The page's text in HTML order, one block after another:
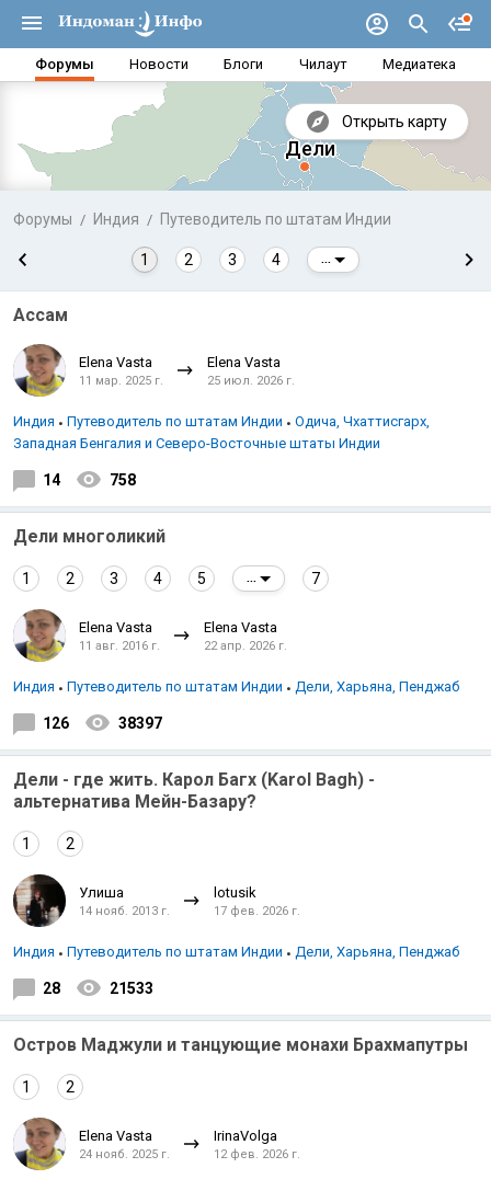
Форумы Новости Блоги Чилаут Медиатека
Открыть карту
Аравийское море
Форумы Индия Путеводитель по штатам Индии
1 2 3 4
Ассам
Elena Vasta
11 мар. 2025 г.
Elena Vasta
25 июл. 2026 г.
Индия Путеводитель по штатам Индии
Одича, Чхаттисгарх,
Западная Бенгалия и Северо-Восточные штаты Индии
14 758
Дели многоликий
1 2 3 4 5 7
Elena Vasta
11 авг. 2016 г.
Elena Vasta
22 апр. 2026 г.
Индия Путеводитель по штатам Индии Дели, Харьяна, Пенджаб
126 38397
Дели - где жить. Карол Багх (Karol Bagh) -
альтернатива Мейн-Базару?
1 2
Улиша
14 нояб. 2013 г.
lotusik
17 фев. 2026 г.
Индия Путеводитель по штатам Индии Дели, Харьяна, Пенджаб
28 21533
Остров Маджули и танцующие монахи Брахмапутры
1 2
Elena Vasta
24 нояб. 2025 г.
IrinaVolga
12 фев. 2026 г.